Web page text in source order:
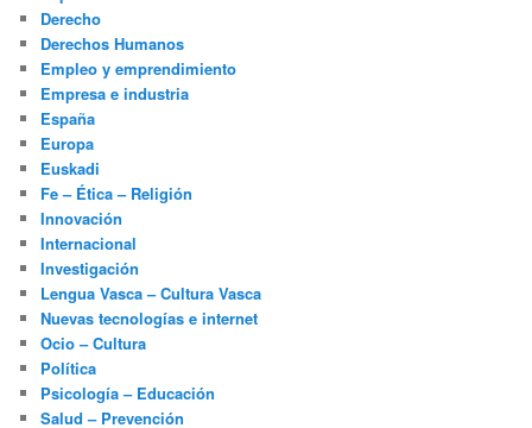
Derecho
Derechos Humanos
Empleo y emprendimiento
Empresa e industria
España
Europa
Euskadi
Fe – Ética – Religión
Innovación
Internacional
Investigación
Lengua Vasca – Cultura Vasca
Nuevas tecnologías e internet
Ocio – Cultura
Política
Psicología – Educación
Salud – Prevención